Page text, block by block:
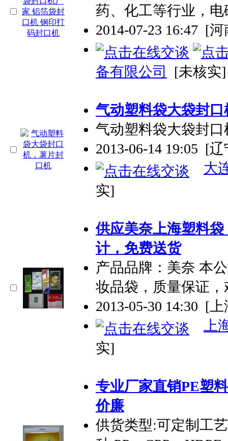
药、化工等行业，
2014-07-23 16:47 [河
备有限公司 [未核实]
气动塑料袋大袋封
气动塑料袋大袋封
2013-06-14 19:05 [辽
大
实]
供应美奈上海塑料袋
计，免费送货
产品品牌：美奈 本
妆品袋，质量保证，
2013-05-30 14:30 [上
上
实]
专业厂家直销PE塑
价廉
供货类型:可定制工